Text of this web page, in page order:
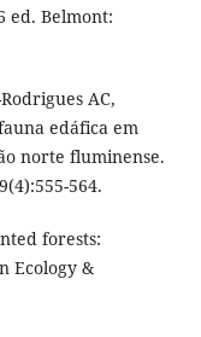
ed. Belmont:
AC,
edáfica em
norte fluminense.
564.
forests:
Ecology &